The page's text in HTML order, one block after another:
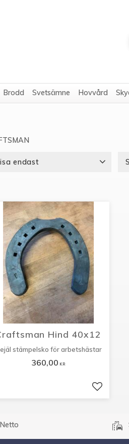
Brodd Svetsämne Hovvård
endast
Hind 40x12
stämpelsko för arbetshästar
360,00 KR
Lägg till
emoji_transportation